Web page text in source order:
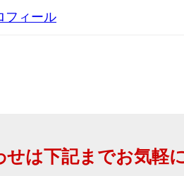
フィール
せは下記までお気軽